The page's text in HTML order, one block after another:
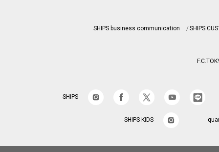
SHIPS business communication SHIPS
SHIPS
SHIPS KIDS